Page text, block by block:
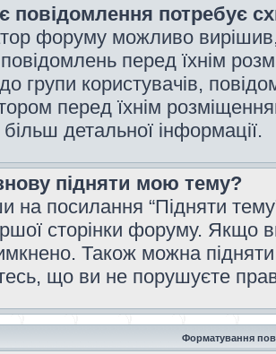
повідомлення потребує
форуму можливо
перед їхнім
групи користувачів,
перед їхнім
детальної інформації.
підняти мою тему?
на посилання “Підняти
сторінки форуму. Якщо
Також можна
що ви не порушуєте
Форматування